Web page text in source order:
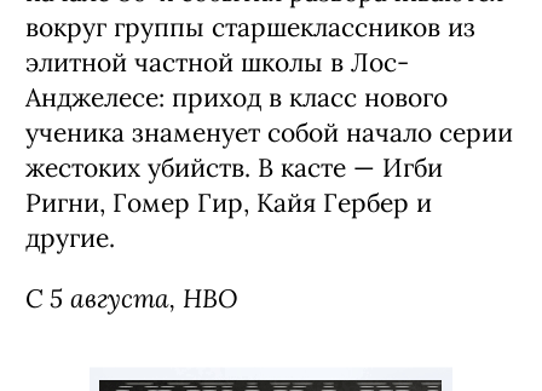
вокруг группы старшеклассников из
элитной частной школы в Лос-
Анджелесе: приход в класс нового
ученика знаменует собой начало серии
жестоких убийств. В касте — Игби
Ригни, Гомер Гир, Кайя Гербер и
другие.
С 5 августа, HBO